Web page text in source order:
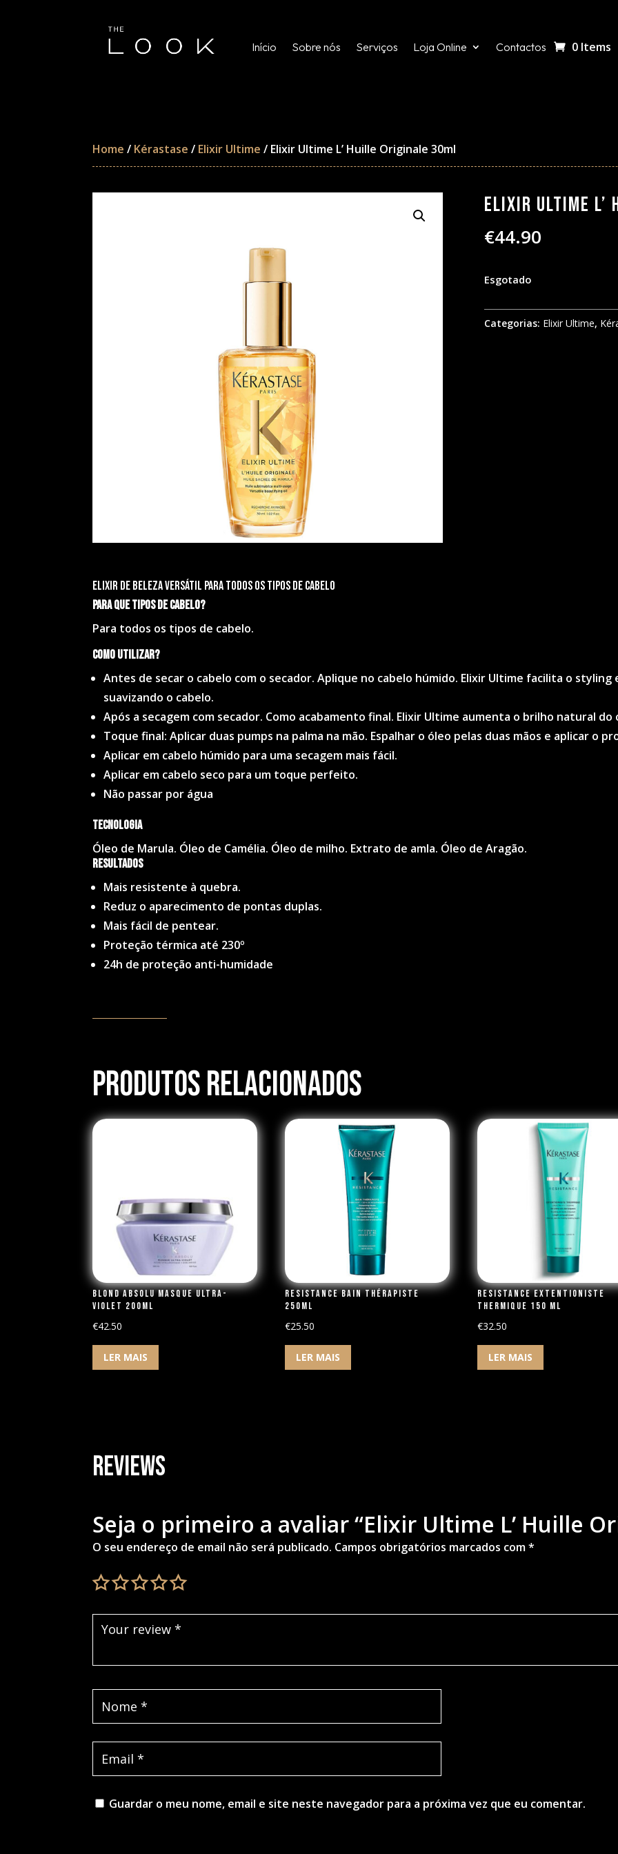
Início Sobre nós Serviços Loja Online Contactos 0 Items
Home / Kérastase / Elixir Ultime / Elixir Ultime L’ Huille Originale 30ml
Elixir Ultime L’
€44.90
Esgotado
Categorias: Elixir Ultime,
Elixir de beleza versátil para todos os tipos de cabelo
Para que tipos de cabelo?
Para todos os tipos de cabelo.
Como utilizar?
Antes de secar o cabelo com o secador. Aplique no cabelo húmido. Elixir Ultime facilita o
suavizando o cabelo.
Após a secagem com secador. Como acabamento final. Elixir Ultime aumenta o brilho natural do
Toque final: Aplicar duas pumps na palma na mão. Espalhar o óleo pelas duas mãos e aplicar o
Aplicar em cabelo húmido para uma secagem mais fácil.
Aplicar em cabelo seco para um toque perfeito.
Não passar por água
Tecnologia
Óleo de Marula. Óleo de Camélia. Óleo de milho. Extrato de amla. Óleo de Aragão.
Resultados
Mais resistente à quebra.
Reduz o aparecimento de pontas duplas.
Mais fácil de pentear.
Proteção térmica até 230º
24h de proteção anti-humidade
Produtos Relacionados
Blond Absolu Masque Ultra-
Violet 200ml
€42.50
LER MAIS
Resistance Bain Thérapiste
250ml
€25.50
LER MAIS
Resistance Extentioniste
Thermique 150 ml
€32.50
LER MAIS
Reviews
Seja o primeiro a avaliar “Elixir Ultime L’ Huille
O seu endereço de email não será publicado. Campos obrigatórios marcados com*
Guardar o meu nome, email e site neste navegador para a próxima vez que eu comentar.